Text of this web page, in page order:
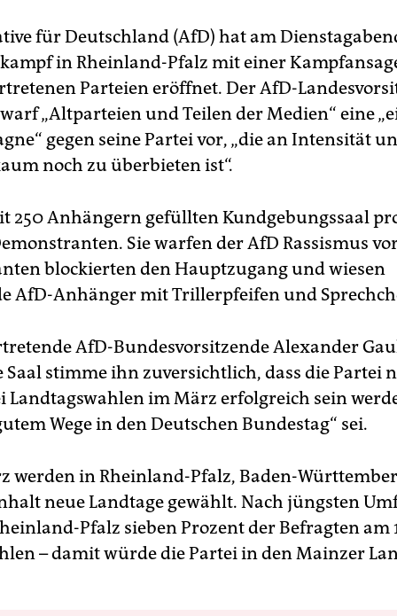
für Deutschland (AfD) hat am
in Rheinland-Pfalz mit einer
Parteien eröffnet. Der AfD-
warf „Altparteien und Teilen der Medien“ eine
gegen seine Partei vor, „die an Intensität
noch zu überbieten ist“.
250 Anhängern gefüllten Kundgebungssaal
Sie warfen der AfD Rassismus
blockierten den Hauptzugang und wiesen
AfD-Anhänger mit Trillerpfeifen und
AfD-Bundesvorsitzende Alexander
Saal stimme ihn zuversichtlich, dass die Partei
Landtagswahlen im März erfolgreich sein
Wege in den Deutschen Bundestag“ sei.
werden in Rheinland-Pfalz, Baden-
neue Landtage gewählt. Nach jüngsten
Pfalz sieben Prozent der Befragten am
– damit würde die Partei in den Mainzer